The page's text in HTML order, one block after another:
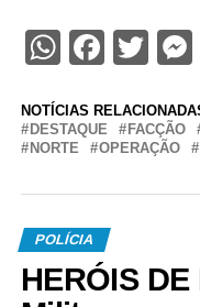
NOTÍCIAS
DESTAQUE
FACÇÃO
NORTE
OPERAÇÃO
POLÍCIA
HERÓIS